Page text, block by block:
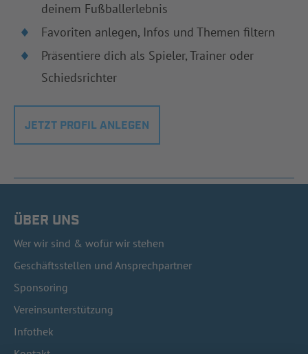
deinem Fußballerlebnis
Favoriten anlegen, Infos und Themen filtern
Präsentiere dich als Spieler, Trainer oder
Schiedsrichter
JETZT PROFIL ANLEGEN
ÜBER UNS
Wer wir sind & wofür wir stehen
Geschäftsstellen und Ansprechpartner
Sponsoring
Vereinsunterstützung
Infothek